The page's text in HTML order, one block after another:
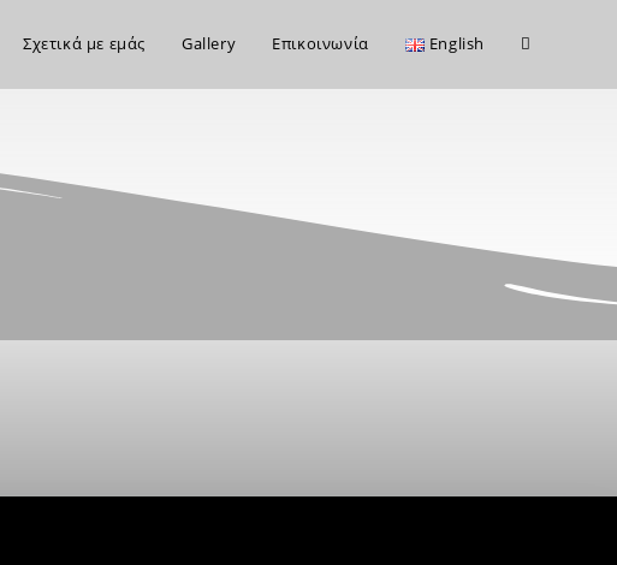
Σχετικά με εμάς Gallery Επικοινωνία English